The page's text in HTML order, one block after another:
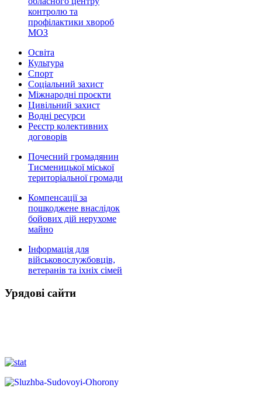
контролю та
профілактики хвороб
МОЗ
Освіта
Культура
Спорт
Соціальний захист
Міжнародні проєкти
Цивільний захист
Водні ресурси
Реєстр колективних
договорів
Почесний громадянин
Тисменицької міської
територіальної громади
Компенсації за
пошкоджене внаслідок
бойових дій нерухоме
майно
Інформація для
військовослужбовців,
ветеранів та іхніх сімей
Урядові сайти